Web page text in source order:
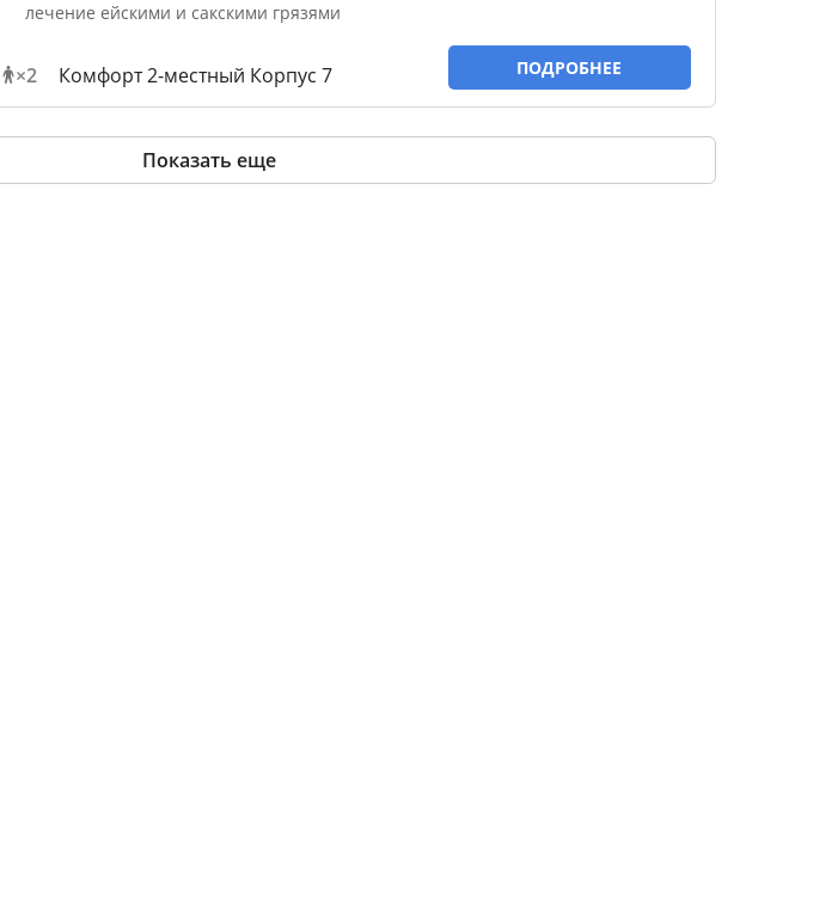
лечение ейскими и сакскими грязями
×2 Комфорт 2-местный Корпус 7 ПОДРОБНЕЕ
Показать еще